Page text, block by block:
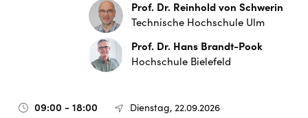
Prof. Dr. Reinhold von Schwerin
Technische Hochschule Ulm
Prof. Dr. Hans Brandt-Pook
Hochschule Bielefeld
09:00 - 18:00
Dienstag, 22.09.2026